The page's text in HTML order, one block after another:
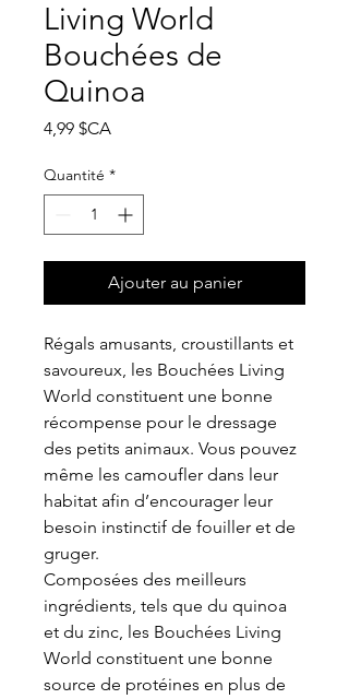
Living World
Bouchées de
Quinoa
4,99 $CAPrix
Quantité *
Ajouter au panier
Régals amusants, croustillants et
savoureux, les Bouchées Living
World constituent une bonne
récompense pour le dressage
des petits animaux. Vous pouvez
même les camoufler dans leur
habitat afin d’encourager leur
besoin instinctif de fouiller et de
gruger.
Composées des meilleurs
ingrédients, tels que du quinoa
et du zinc, les Bouchées Living
World constituent une bonne
source de protéines en plus de